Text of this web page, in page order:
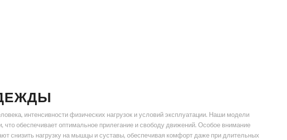
интенсивности физических нагрузок и условий эксплуатации. Наши модели
обеспечивает оптимальное прилегание и свободу движений. Особое внимание
снизить нагрузку на мышцы и суставы, обеспечивая комфорт даже при длительных